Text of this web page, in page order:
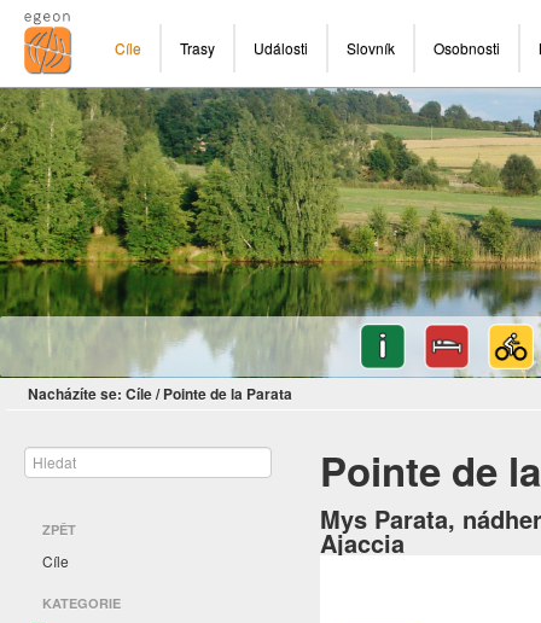
Cíle Trasy Události Slovník Osobnosti
Nacházíte se: Cíle/ Pointe de la Parata
ZPĚT
Cíle
KATEGORIE
Pointe de
Mys Parata,
Ajaccia